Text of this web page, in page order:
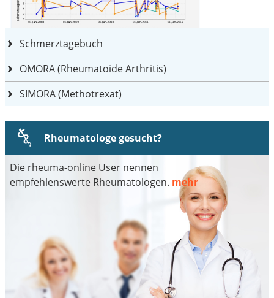
Schmerztagebuch
OMORA (Rheumatoide Arthritis)
SIMORA (Methotrexat)
Rheumatologe gesucht?
Die rheuma-online User nennen
empfehlenswerte Rheumatologen. mehr